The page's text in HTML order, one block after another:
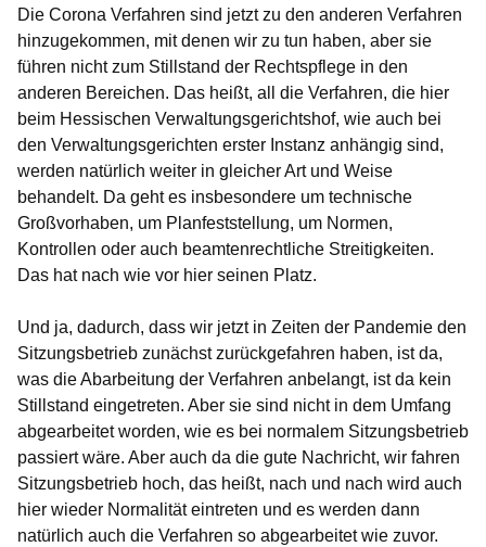
Die Corona Verfahren sind jetzt zu den anderen Verfahren
hinzugekommen, mit denen wir zu tun haben, aber sie
führen nicht zum Stillstand der Rechtspflege in den
anderen Bereichen. Das heißt, all die Verfahren, die hier
beim Hessischen Verwaltungsgerichtshof, wie auch bei
den Verwaltungsgerichten erster Instanz anhängig sind,
werden natürlich weiter in gleicher Art und Weise
behandelt. Da geht es insbesondere um technische
Großvorhaben, um Planfeststellung, um Normen,
Kontrollen oder auch beamtenrechtliche Streitigkeiten.
Das hat nach wie vor hier seinen Platz.
Und ja, dadurch, dass wir jetzt in Zeiten der Pandemie den
Sitzungsbetrieb zunächst zurückgefahren haben, ist da,
was die Abarbeitung der Verfahren anbelangt, ist da kein
Stillstand eingetreten. Aber sie sind nicht in dem Umfang
abgearbeitet worden, wie es bei normalem Sitzungsbetrieb
passiert wäre. Aber auch da die gute Nachricht, wir fahren
Sitzungsbetrieb hoch, das heißt, nach und nach wird auch
hier wieder Normalität eintreten und es werden dann
natürlich auch die Verfahren so abgearbeitet wie zuvor.